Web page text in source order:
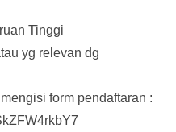
Tinggi
yg relevan dg
form pendaftaran :